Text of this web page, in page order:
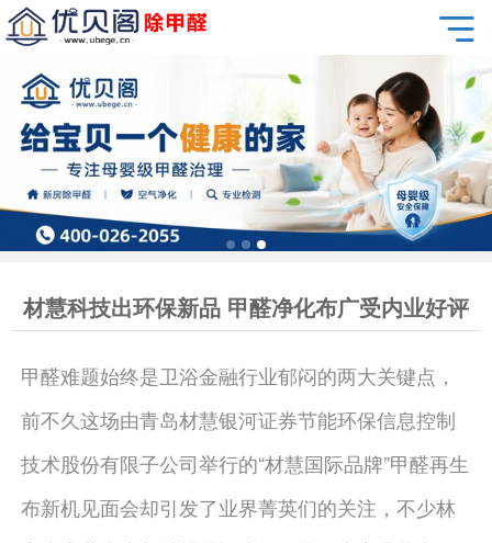
材慧科技出环保新品 甲醛净化布广受内业好评
甲醛难题始终是卫浴金融行业郁闷的两大关键点，
前不久这场由青岛材慧银河证券节能环保信息控制
技术股份有限子公司举行的“材慧国际品牌”甲醛再生
布新机见面会却引发了业界菁英们的关注，不少林